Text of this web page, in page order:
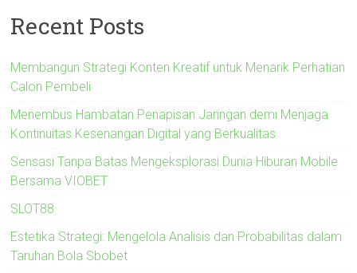
Recent Posts
Membangun Strategi Konten Kreatif untuk Menarik Perhatian
Calon Pembeli
Menembus Hambatan Penapisan Jaringan demi Menjaga
Kontinuitas Kesenangan Digital yang Berkualitas
Sensasi Tanpa Batas Mengeksplorasi Dunia Hiburan Mobile
Bersama VIOBET
SLOT88
Estetika Strategi: Mengelola Analisis dan Probabilitas dalam
Taruhan Bola Sbobet